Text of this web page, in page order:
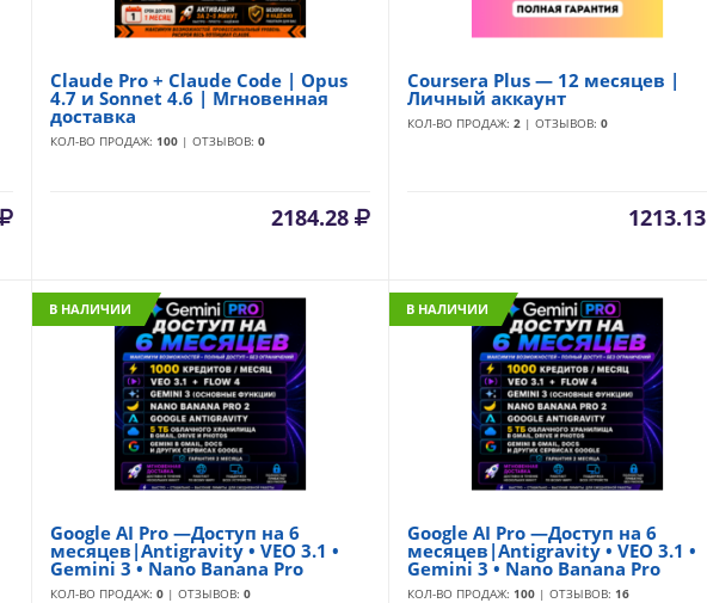
Claude Pro + Claude Code | Opus
4.7 и Sonnet 4.6 | Мгновенная
доставка
КОЛ-ВО ПРОДАЖ: 100 | ОТЗЫВОВ: 0
2184.28
Coursera Plus — 12 месяцев |
Личный аккаунт
КОЛ-ВО ПРОДАЖ: 2 | ОТЗЫВОВ: 0
1213.13
В НАЛИЧИИ
Google AI Pro —Доступ на 6
месяцев|Antigravity • VEO 3.1 •
Gemini 3 • Nano Banana Pro
КОЛ-ВО ПРОДАЖ: 0 | ОТЗЫВОВ: 0
В НАЛИЧИИ
Google AI Pro —Доступ на 6
месяцев|Antigravity • VEO 3.1 •
Gemini 3 • Nano Banana Pro
КОЛ-ВО ПРОДАЖ: 100 | ОТЗЫВОВ: 16